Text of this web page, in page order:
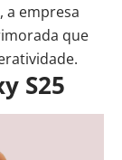
a empresa
que
S25